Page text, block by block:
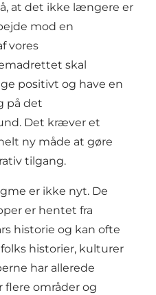
at det ikke længere er
mod en
vores
skal
positivt og have en
på det
Det kræver et
ny måde at gøre
tilgang.
er ikke nyt. De
er hentet fra
historie og kan ofte
historier, kulturer
har allerede
områder og